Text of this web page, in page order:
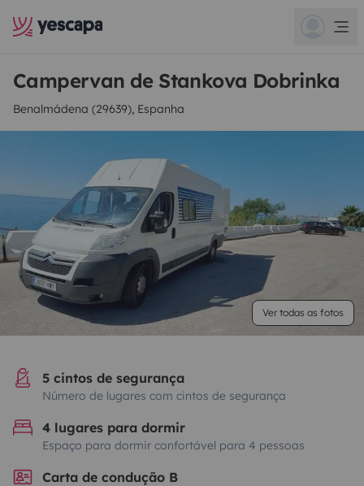
Campervan de Stankova Dobrinka
Benalmádena (29639), Espanha
Ver todas as fotos
5 cintos de segurança
Número de lugares com cintos de segurança
4 lugares para dormir
Espaço para dormir confortável para 4 pessoas
Carta de condução B